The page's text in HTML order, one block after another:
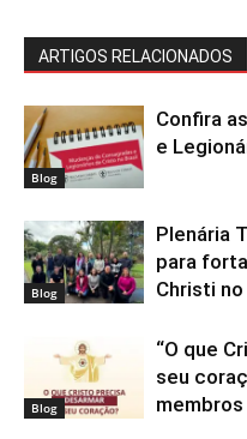
ARTIGOS RELACIONADOS
Blog
Confira
e
Blog
Plenária
para
Christi
Blog
“O que
seu